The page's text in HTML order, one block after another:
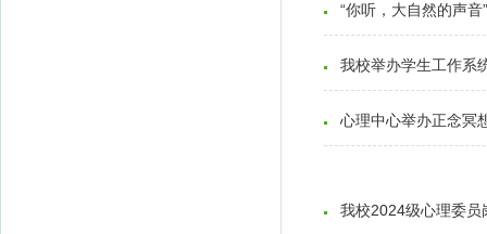
“你听，大自然的声
我校举办学生工作系
心理中心举办正念冥
我校2024级心理委员